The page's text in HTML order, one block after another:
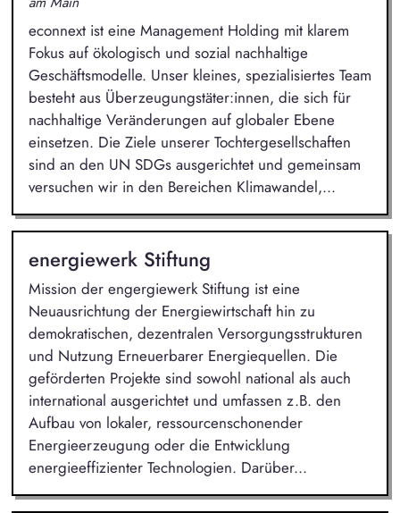
econnext ist eine Management Holding mit klarem
Fokus auf ökologisch und sozial nachhaltige
Geschäftsmodelle. Unser kleines, spezialisiertes Team
besteht aus Überzeugungstäter:innen, die sich für
nachhaltige Veränderungen auf globaler Ebene
einsetzen. Die Ziele unserer Tochtergesellschaften
sind an den UN SDGs ausgerichtet und gemeinsam
versuchen wir in den Bereichen Klimawandel,...
energiewerk Stiftung
Mission der engergiewerk Stiftung ist eine
Neuausrichtung der Energiewirtschaft hin zu
demokratischen, dezentralen Versorgungsstrukturen
und Nutzung Erneuerbarer Energiequellen. Die
geförderten Projekte sind sowohl national als auch
international ausgerichtet und umfassen z.B. den
Aufbau von lokaler, ressourcenschonender
Energieerzeugung oder die Entwicklung
energieeffizienter Technologien. Darüber...